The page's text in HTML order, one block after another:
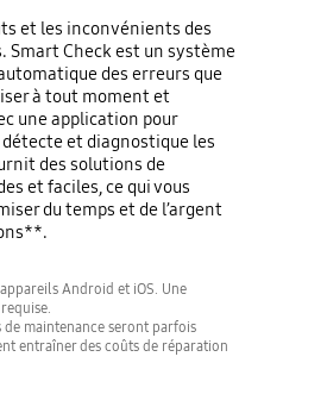
et les inconvénients des
Smart Check est un système
des erreurs que
à tout moment et
une application pour
et diagnostique les
des solutions de
et faciles, ce qui vous
du temps et de l’argent
Android et iOS. Une
maintenance seront parfois
entraîner des coûts de réparation